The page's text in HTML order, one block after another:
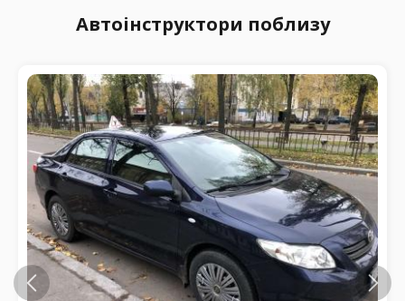
Автоінструктори поблизу